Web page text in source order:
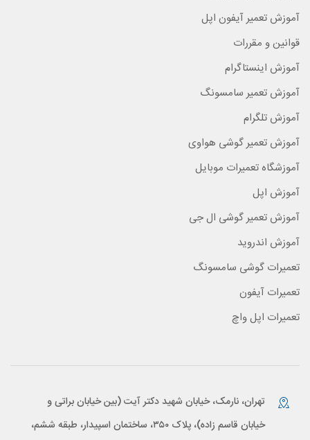
آموزش تعمیر آیفون اپل
قوانین و مقررات
آموزش اینستاگرام
آموزش تعمیر سامسونگ
آموزش تلگرام
آموزش تعمیر گوشی هواوی
آموزشگاه تعمیرات موبایل
آموزش اپل
آموزش تعمیر گوشی ال جی
آموزش اندروید
تعمیرات گوشی سامسونگ
تعمیرات آیفون
تعمیرات اپل واچ
تهران، نارمک، خیابان شهید دکتر آیت (بین خیابان براتی و
خیابان قاسم زاده)، پلاک ۳۵۰، ساختمان اسپیدار، طبقه ششم،